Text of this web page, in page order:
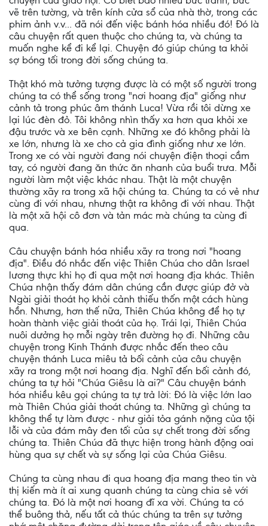
vẽ trên tường, và trên kính cửa sổ của nhà thờ, trong các
phim ảnh v.v... đã nói đến việc bánh hóa nhiều đó! Đó là
câu chuyện rất quen thuộc cho chúng ta, và chúng ta
muốn nghe kể đi kể lại. Chuyện đó giúp chúng ta khỏi
sợ bóng tối trong đời sống chúng ta.
Thật khó mà tưởng tượng được là có một số người trong
chúng ta có thể sống trong "nơi hoang địa" giống như
cảnh tả trong phúc âm thánh Luca! Vừa rồi tôi dừng xe
lại lúc đèn đỏ. Tôi không nhìn thấy xa hơn qua khỏi xe
đậu trước và xe bên cạnh. Những xe đó không phải là
xe lớn, nhưng là xe cho cả gia đình giống như xe lớn.
Trong xe có vài người đang nói chuyện điện thoại cầm
tay, có người đang ăn thức ăn nhanh của buổi trưa. Mỗi
người làm một việc khác nhau. Thật là một chuyện
thường xãy ra trong xã hội chúng ta. Chúng ta có vẻ như
cùng đi với nhau, nhưng thật ra không đi với nhau. Thật
là một xã hội cô đơn và tản mác mà chúng ta cùng đi
qua.
Câu chuyện bánh hóa nhiều xãy ra trong nơi "hoang
địa". Điều đó nhắc đến việc Thiên Chúa cho dân Israel
lương thực khi họ đi qua một nơi hoang địa khác. Thiên
Chúa nhận thấy đám dân chúng cần được giúp đở và
Ngài giải thoát họ khỏi cảnh thiếu thốn một cách hùng
hồn. Nhưng, hơn thế nữa, Thiên Chúa không để họ tự
hoàn thành việc giải thoát của họ. Trái lại, Thiên Chúa
nuôi dưởng họ mỗi ngày trên đường họ đi. Những câu
chuyện trong Kinh Thánh được nhắc đến theo câu
chuyện thánh Luca miêu tả bối cảnh của câu chuyện
xãy ra trong một nơi hoang địa. Nghĩ đến bối cảnh đó,
chúng ta tự hỏi "Chúa Giêsu là ai?" Câu chuyện bánh
hóa nhiều kêu gọi chúng ta tự trả lời: Đó là việc lớn lao
mà Thiên Chúa giải thoát chúng ta. Những gì chúng ta
không thể tự làm được - như giải tỏa gánh nặng của tội
lỗi và của đám mây đen tối của sự chết trong đời sống
chúng ta. Thiên Chúa đã thực hiện trong hành động oai
hùng qua sự chết và sự sống lại của Chúa Giêsu.
Chúng ta cùng nhau đi qua hoang địa mang theo tin và
thị kiến mà ít ai xung quanh chúng ta cùng chia sẻ với
chúng ta. Đó là một nơi hoang đĩ xa vời. Chúng ta có
thể buông thả, nếu tất cả thúc chúng ta trên sự tưởng